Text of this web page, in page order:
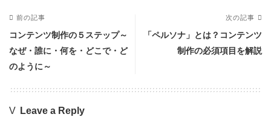
前の記事
コンテンツ制作の５ステップ～
なぜ・誰に・何を・どこで・ど
のように～
次の記事
「ペルソナ」とは？コンテンツ
制作の必須項目を解説
Leave a Reply